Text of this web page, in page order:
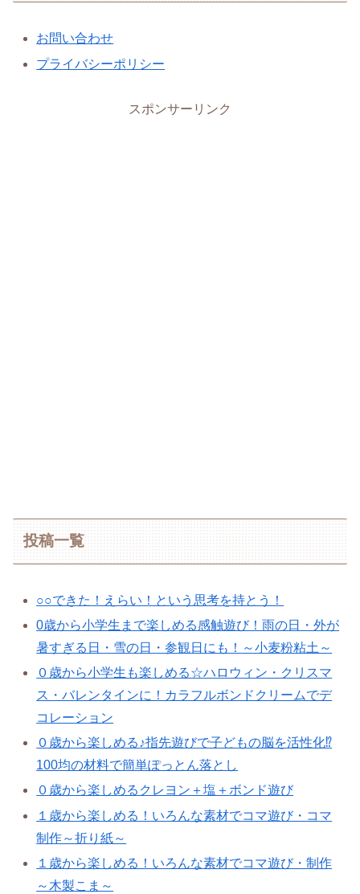
お問い合わせ
プライバシーポリシー
スポンサーリンク
投稿一覧
○○できた！えらい！という思考を持とう！
0歳から小学生まで楽しめる感触遊び！雨の日・外が
暑すぎる日・雪の日・参観日にも！～小麦粉粘土～
０歳から小学生も楽しめる☆ハロウィン・クリスマ
ス・バレンタインに！カラフルボンドクリームでデ
コレーション
０歳から楽しめる♪指先遊びで子どもの脳を活性化⁉
100均の材料で簡単ぽっとん落とし
０歳から楽しめるクレヨン＋塩＋ボンド遊び
１歳から楽しめる！いろんな素材でコマ遊び・コマ
制作～折り紙～
１歳から楽しめる！いろんな素材でコマ遊び・制作
～木製こま～